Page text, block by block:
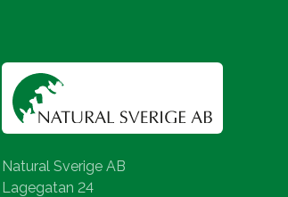
Natural Sverige AB
Lagegatan 24